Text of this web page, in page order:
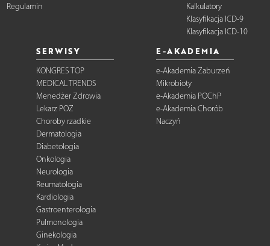
Regulamin
Kalkulatory
Klasyfikacja ICD-9
Klasyfikacja ICD-10
SERWISY
KONGRES TOP
MEDICAL TRENDS
Menedżer Zdrowia
Lekarz POZ
Choroby rzadkie
Dermatologia
Diabetologia
Onkologia
Neurologia
Reumatologia
Kardiologia
Gastroenterologia
Pulmonologia
Ginekologia
E-AKADEMIA
e-Akademia Zaburzeń
Mikrobioty
e-Akademia POChP
e-Akademia Chorób
Naczyń